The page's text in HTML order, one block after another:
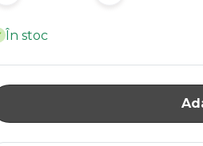
În stoc